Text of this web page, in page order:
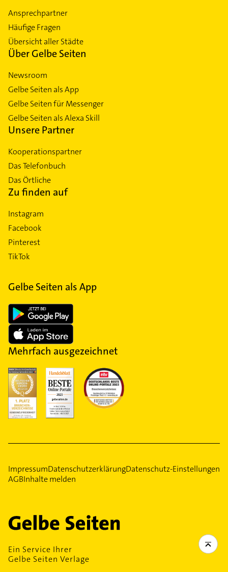
Ansprechpartner
Häufige Fragen
Übersicht aller Städte
Über Gelbe Seiten
Newsroom
Gelbe Seiten als App
Gelbe Seiten für Messenger
Gelbe Seiten als Alexa Skill
Unsere Partner
Kooperationspartner
Das Telefonbuch
Das Örtliche
Zu finden auf
Instagram
Facebook
Pinterest
TikTok
Gelbe Seiten als App
Mehrfach ausgezeichnet
ImpressumDatenschutzerklärungDatenschutz-Einstellungen
AGBInhalte melden
Ein Service Ihrer
Gelbe Seiten Verlage